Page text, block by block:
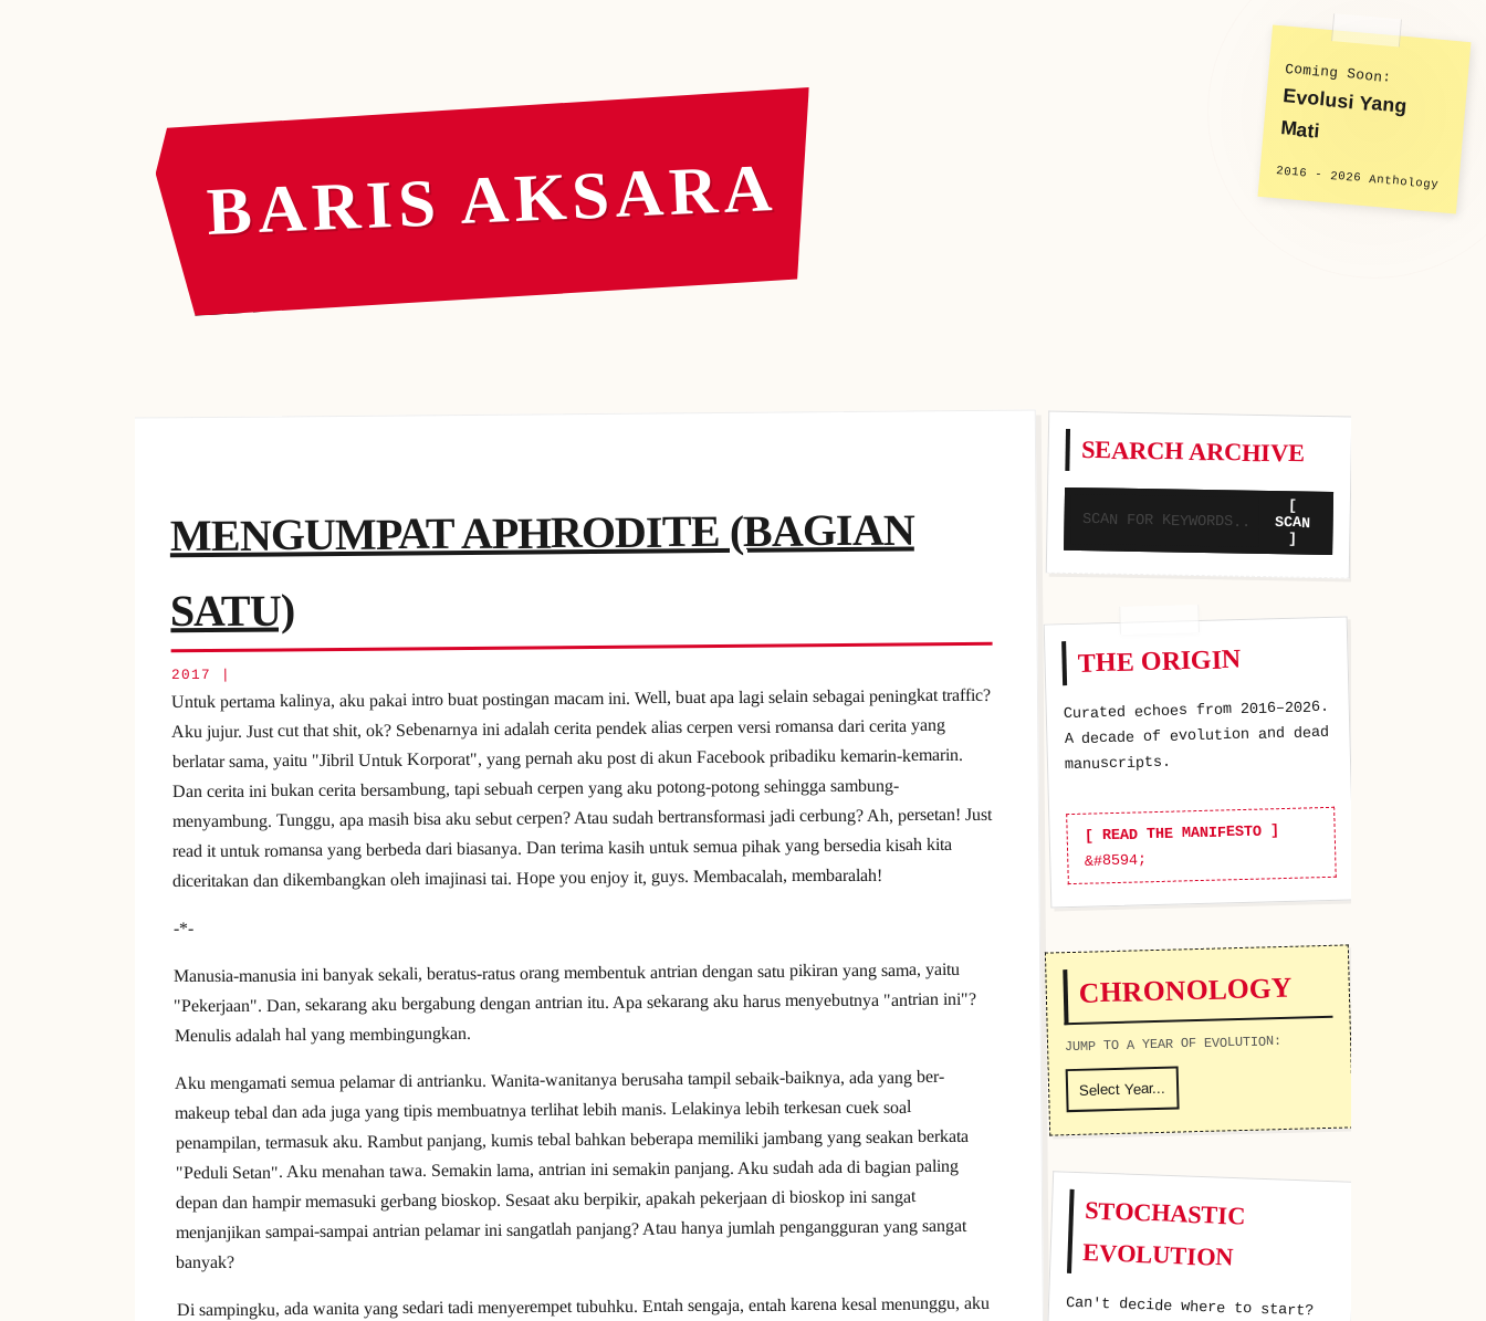
Coming Soon:
Evolusi Yang
Mati
2016 - 2026 Anthology
BARIS AKSARA
MENGUMPAT APHRODITE (BAGIAN
SATU)
2017 |
Untuk pertama kalinya, aku pakai intro buat postingan macam ini. Well, buat apa lagi selain sebagai peningkat traffic?
Aku jujur. Just cut that shit, ok? Sebenarnya ini adalah cerita pendek alias cerpen versi romansa dari cerita yang
berlatar sama, yaitu "Jibril Untuk Korporat", yang pernah aku post di akun Facebook pribadiku kemarin-kemarin.
Dan cerita ini bukan cerita bersambung, tapi sebuah cerpen yang aku potong-potong sehingga sambung-
menyambung. Tunggu, apa masih bisa aku sebut cerpen? Atau sudah bertransformasi jadi cerbung? Ah, persetan! Just
read it untuk romansa yang berbeda dari biasanya. Dan terima kasih untuk semua pihak yang bersedia kisah kita
diceritakan dan dikembangkan oleh imajinasi tai. Hope you enjoy it, guys. Membacalah, membaralah!
-*-
Manusia-manusia ini banyak sekali, beratus-ratus orang membentuk antrian dengan satu pikiran yang sama, yaitu
"Pekerjaan". Dan, sekarang aku bergabung dengan antrian itu. Apa sekarang aku harus menyebutnya "antrian ini"?
Menulis adalah hal yang membingungkan.
Aku mengamati semua pelamar di antrianku. Wanita-wanitanya berusaha tampil sebaik-baiknya, ada yang ber-
makeup tebal dan ada juga yang tipis membuatnya terlihat lebih manis. Lelakinya lebih terkesan cuek soal
penampilan, termasuk aku. Rambut panjang, kumis tebal bahkan beberapa memiliki jambang yang seakan berkata
"Peduli Setan". Aku menahan tawa. Semakin lama, antrian ini semakin panjang. Aku sudah ada di bagian paling
depan dan hampir memasuki gerbang bioskop. Sesaat aku berpikir, apakah pekerjaan di bioskop ini sangat
menjanjikan sampai-sampai antrian pelamar ini sangatlah panjang? Atau hanya jumlah pengangguran yang sangat
banyak?
Di sampingku, ada wanita yang sedari tadi menyerempet tubuhku. Entah sengaja, entah karena kesal menunggu, aku
SEARCH ARCHIVE
[
SCAN
]
THE ORIGIN
Curated echoes from 2016–2026.
A decade of evolution and dead
manuscripts.
[ READ THE MANIFESTO ]
CHRONOLOGY
JUMP TO A YEAR OF EVOLUTION:
STOCHASTIC
EVOLUTION
Can't decide where to start?
Let the void choose a